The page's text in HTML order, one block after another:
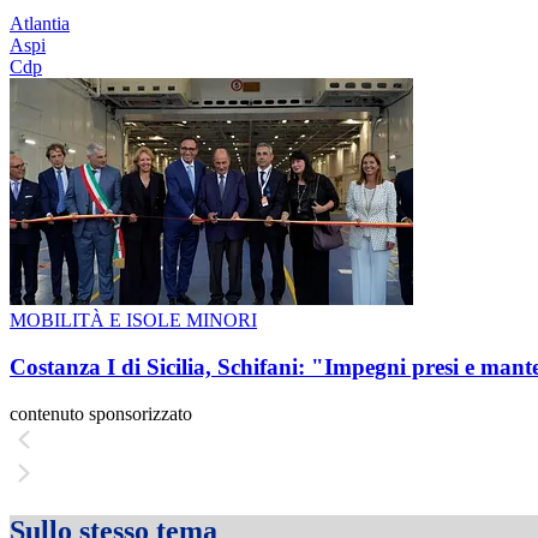
Atlantia
Aspi
Cdp
MOBILITÀ E ISOLE MINORI
Costanza I di Sicilia, Schifani: "Impegni presi e
contenuto sponsorizzato
Sullo stesso tema